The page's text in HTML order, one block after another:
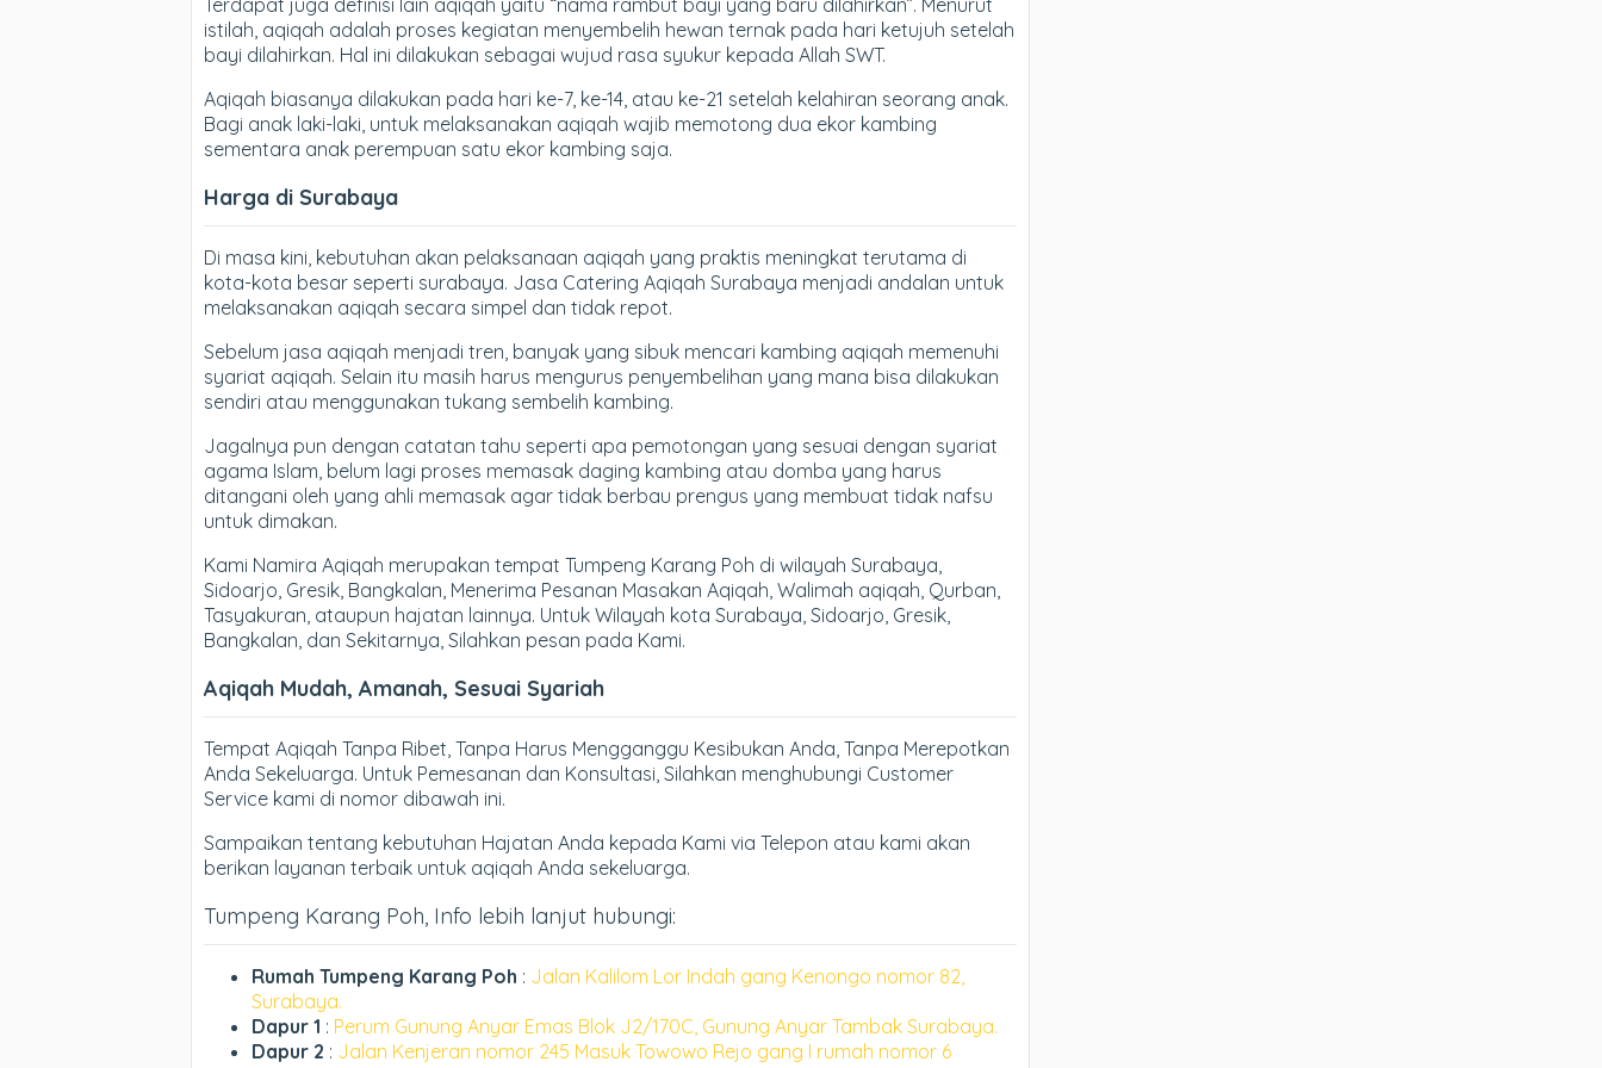
Terdapat juga definisi lain aqiqah yaitu “nama rambut bayi yang baru dilahirkan”. Menurut
istilah, aqiqah adalah proses kegiatan menyembelih hewan ternak pada hari ketujuh setelah
bayi dilahirkan. Hal ini dilakukan sebagai wujud rasa syukur kepada Allah SWT.
Aqiqah biasanya dilakukan pada hari ke-7, ke-14, atau ke-21 setelah kelahiran seorang anak.
Bagi anak laki-laki, untuk melaksanakan aqiqah wajib memotong dua ekor kambing
sementara anak perempuan satu ekor kambing saja.
Harga di Surabaya
Di masa kini, kebutuhan akan pelaksanaan aqiqah yang praktis meningkat terutama di
kota-kota besar seperti surabaya. Jasa Catering Aqiqah Surabaya menjadi andalan untuk
melaksanakan aqiqah secara simpel dan tidak repot.
Sebelum jasa aqiqah menjadi tren, banyak yang sibuk mencari kambing aqiqah memenuhi
syariat aqiqah. Selain itu masih harus mengurus penyembelihan yang mana bisa dilakukan
sendiri atau menggunakan tukang sembelih kambing.
Jagalnya pun dengan catatan tahu seperti apa pemotongan yang sesuai dengan syariat
agama Islam, belum lagi proses memasak daging kambing atau domba yang harus
ditangani oleh yang ahli memasak agar tidak berbau prengus yang membuat tidak nafsu
untuk dimakan.
Kami Namira Aqiqah merupakan tempat Tumpeng Karang Poh di wilayah Surabaya,
Sidoarjo, Gresik, Bangkalan, Menerima Pesanan Masakan Aqiqah, Walimah aqiqah, Qurban,
Tasyakuran, ataupun hajatan lainnya. Untuk Wilayah kota Surabaya, Sidoarjo, Gresik,
Bangkalan, dan Sekitarnya, Silahkan pesan pada Kami.
Aqiqah Mudah, Amanah, Sesuai Syariah
Tempat Aqiqah Tanpa Ribet, Tanpa Harus Mengganggu Kesibukan Anda, Tanpa Merepotkan
Anda Sekeluarga. Untuk Pemesanan dan Konsultasi, Silahkan menghubungi Customer
Service kami di nomor dibawah ini.
Sampaikan tentang kebutuhan Hajatan Anda kepada Kami via Telepon atau kami akan
berikan layanan terbaik untuk aqiqah Anda sekeluarga.
Tumpeng Karang Poh, Info lebih lanjut hubungi:
Rumah Tumpeng Karang Poh : Jalan Kalilom Lor Indah gang Kenongo nomor 82,
Surabaya.
Dapur 1 : Perum Gunung Anyar Emas Blok J2/170C, Gunung Anyar Tambak Surabaya.
Dapur 2 : Jalan Kenjeran nomor 245 Masuk Towowo Rejo gang I rumah nomor 6